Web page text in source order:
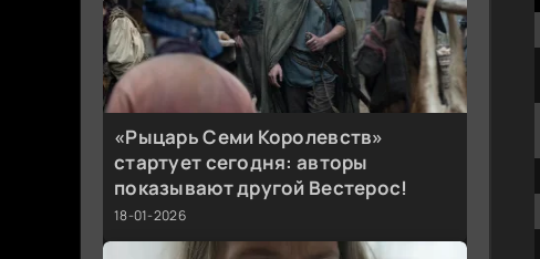
«Рыцарь Семи Королевств»
стартует сегодня: авторы
показывают другой Вестерос!
18-01-2026